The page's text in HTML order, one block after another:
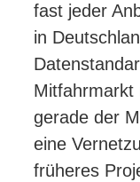
fast jeder
in
Mitfahrmarkt
gerade der
eine
früheres